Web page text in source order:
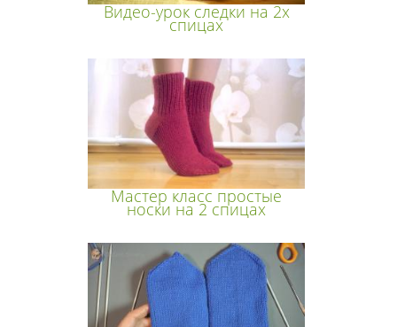
Видео-урок следки на 2х
спицах
Мастер класс простые
носки на 2 спицах